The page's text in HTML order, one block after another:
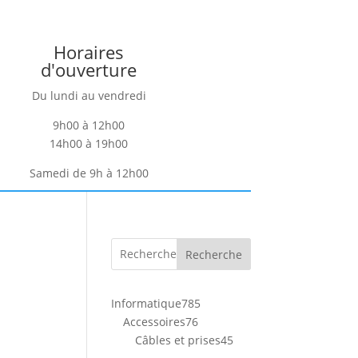
Horaires
d'ouverture
Du lundi au vendredi
9h00 à 12h00
14h00 à 19h00
Samedi de 9h à 12h00
Recherche
Informatique785
Accessoires7676
produits
Câbles et prises45